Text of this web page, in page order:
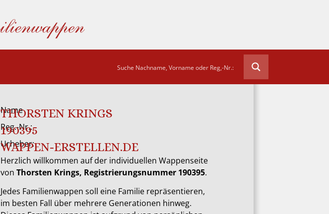
Name
THORSTEN KRINGS
Reg.-Nr.:
190395
Urheber:
WAPPEN-ERSTELLEN.DE
Herzlich willkommen auf der individuellen Wappenseite
von Thorsten Krings, Registrierungsnummer 190395.
Jedes Familienwappen soll eine Familie repräsentieren,
im besten Fall über mehrere Generationen hinweg.